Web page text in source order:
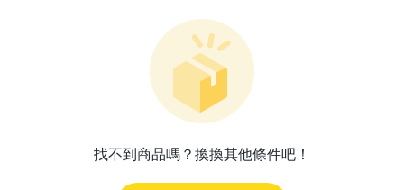
找不到商品嗎？換換其他條件吧！